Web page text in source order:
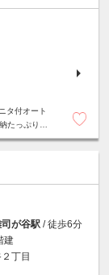
タ付オート
たっぷり・
が谷駅 / 徒歩6分
建
丁目